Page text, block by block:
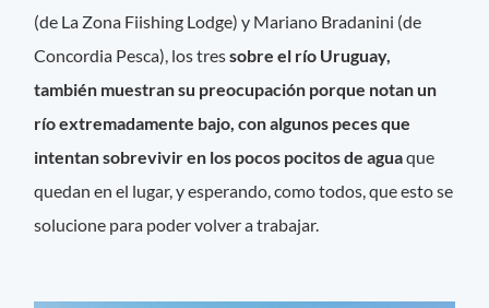
(de La Zona Fiishing Lodge) y Mariano Bradanini (de
Concordia Pesca), los tressobre el río Uruguay,
también muestran su preocupación porque notan un
río extremadamente bajo, con algunos peces que
intentan sobrevivir en los pocos pocitos de aguaque
quedan en el lugar, y esperando, como todos, que esto se
solucione para poder volver a trabajar.